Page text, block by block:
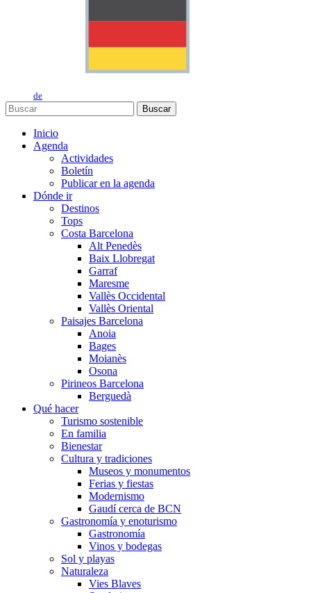
de
Buscar
Inicio
Agenda
Actividades
Boletín
Publicar en la agenda
Dónde ir
Destinos
Tops
Costa Barcelona
Alt Penedès
Baix Llobregat
Garraf
Maresme
Vallès Occidental
Vallès Oriental
Paisajes Barcelona
Anoia
Bages
Moianès
Osona
Pirineos Barcelona
Berguedà
Qué hacer
Turismo sostenible
En familia
Bienestar
Cultura y tradiciones
Museos y monumentos
Ferias y fiestas
Modernismo
Gaudí cerca de BCN
Gastronomía y enoturismo
Gastronomía
Vinos y bodegas
Sol y playas
Naturaleza
Vies Blaves